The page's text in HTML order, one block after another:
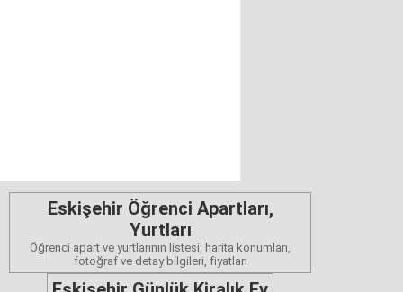
Eskişehir Öğrenci Apartları,
Yurtları
Öğrenci apart ve yurtlarının listesi, harita konumları,
fotoğraf ve detay bilgileri, fiyatları